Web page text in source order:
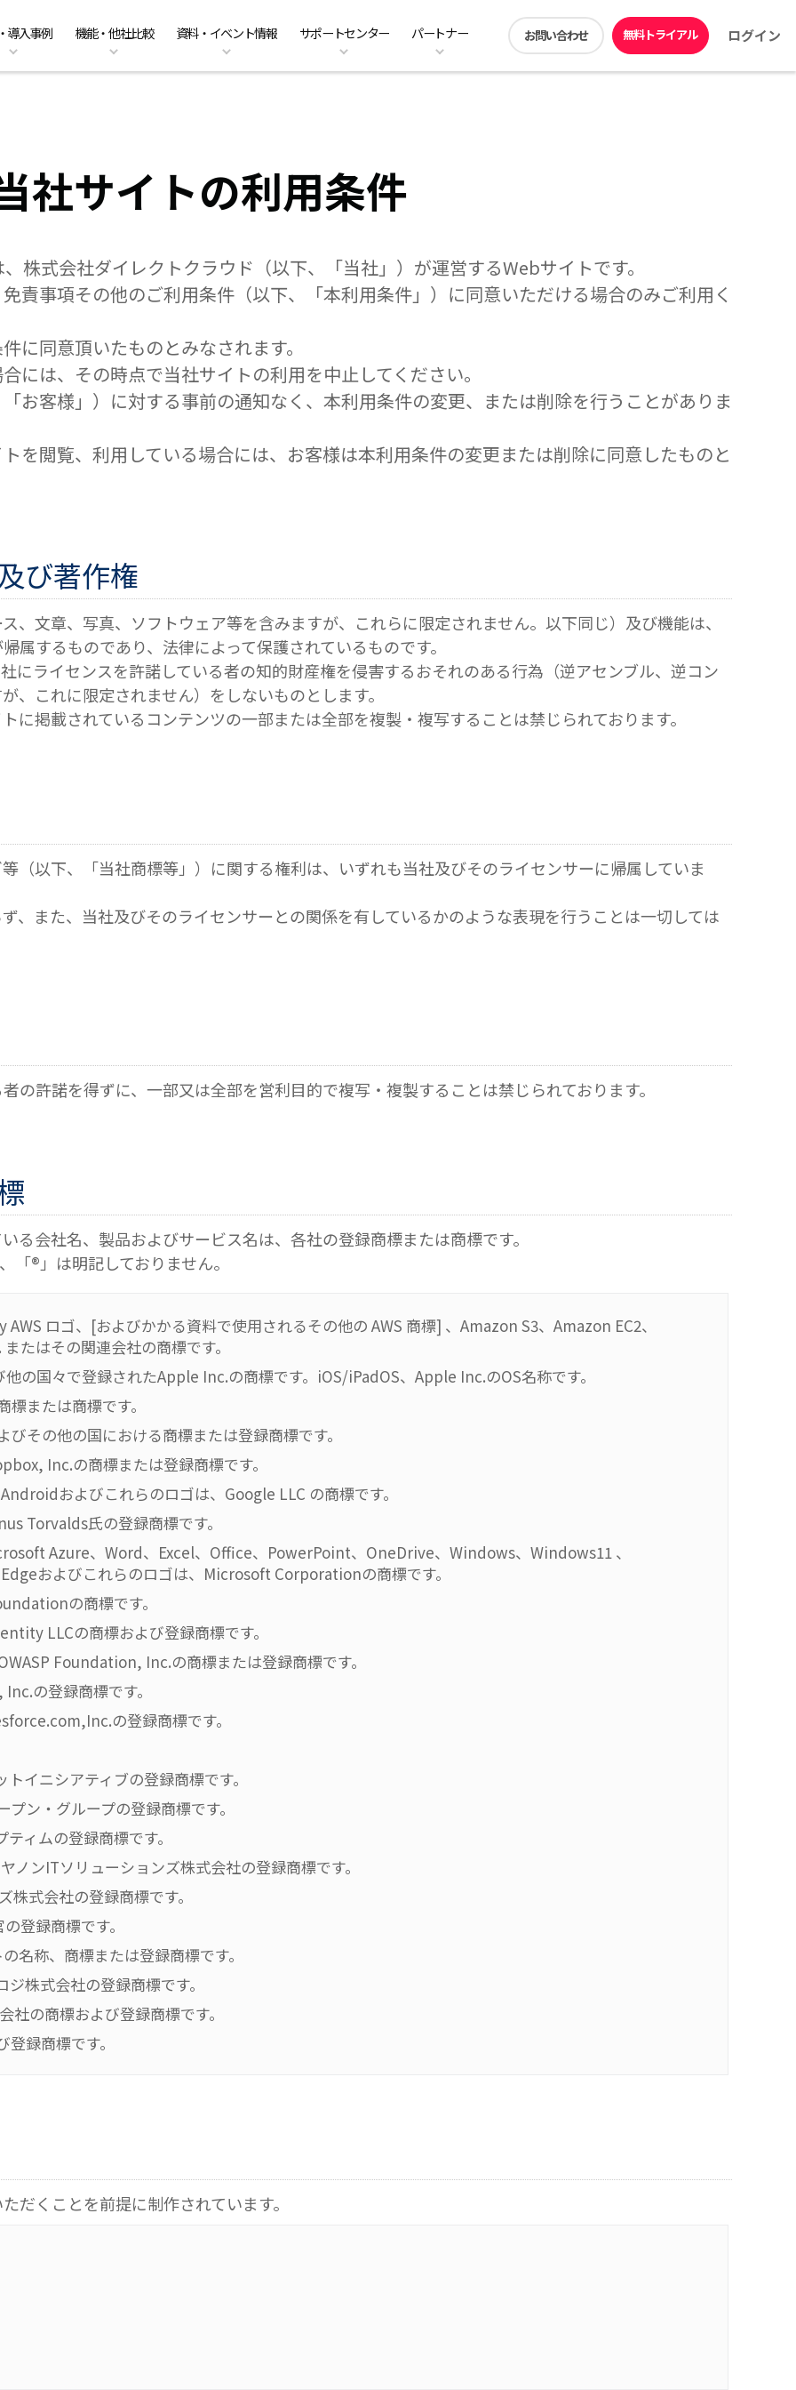
導入事例 機能・他社比較 資料・イベント情報 サポートセンター パートナー お問い合わせ 無料トライアル ログイン
のクラウド移行 ファイル共有・コラボレーション DirectCloud ドライブ
Business 料金プラン DirectCloud AIの料金プラン ストレージ階層化の料金プラン
事例 利用シーン
管理者機能 ユーザー機能
ト情報 キャンペーン案内 動画コンテンツ
あるご質問 PDFマニュアル アプリダウンロード
販売パートナーのご紹介 販売パートナー募集
社サイトの利用条件
株式会社ダイレクトクラウド（以下、「当社」）が運営するWebサイトです。
責事項その他のご利用条件（以下、「本利用条件」）に同意いただける場合のみご利用く
に同意頂いたものとみなされます。
には、その時点で当社サイトの利用を中止してください。
お客様」）に対する事前の通知なく、本利用条件の変更、または削除を行うことがありま
を閲覧、利用している場合には、お客様は本利用条件の変更または削除に同意したものと
び著作権
、文章、写真、ソフトウェア等を含みますが、これらに限定されません。以下同じ）及び機能は、
属するものであり、法律によって保護されているものです。
にライセンスを許諾している者の知的財産権を侵害するおそれのある行為（逆アセンブル、逆コン
、これに限定されません）をしないものとします。
に掲載されているコンテンツの一部または全部を複製・複写することは禁じられております。
（以下、「当社商標等」）に関する権利は、いずれも当社及びそのライセンサーに帰属していま
、また、当社及びそのライセンサーとの関係を有しているかのような表現を行うことは一切しては
の許諾を得ずに、一部又は全部を営利目的で複写・複製することは禁じられております。
る会社名、製品およびサービス名は、各社の登録商標または商標です。
®」は明記しておりません。
ロゴ、[およびかかる資料で使用されるその他の AWS 商標] 、Amazon S3、Amazon EC2、
はその関連会社の商標です。
の国々で登録されたApple Inc.の商標です。iOS/iPadOS、Apple Inc.のOS名称です。
または商標です。
その他の国における商標または登録商標です。
Inc.の商標または登録商標です。
およびこれらのロゴは、Google LLC の商標です。
Torvalds氏の登録商標です。
Azure、Word、Excel、Office、PowerPoint、OneDrive、Windows、Windows11 、
およびこれらのロゴは、Microsoft Corporationの商標です。
の商標です。
LLCの商標および登録商標です。
Foundation, Inc.の商標または登録商標です。
の登録商標です。
の登録商標です。
イニシアティブの登録商標です。
ン・グループの登録商標です。
ィムの登録商標です。
ンITソリューションズ株式会社の登録商標です。
式会社の登録商標です。
登録商標です。
名称、商標または登録商標です。
株式会社の登録商標です。
の商標および登録商標です。
録商標です。
だくことを前提に制作されています。